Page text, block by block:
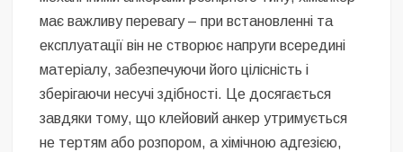
має важливу перевагу – при встановленні та
експлуатації він не створює напруги всередині
матеріалу, забезпечуючи його цілісність і
зберігаючи несучі здібності. Це досягається
завдяки тому, що клейовий анкер утримується
не тертям або розпором, а хімічною адгезією,